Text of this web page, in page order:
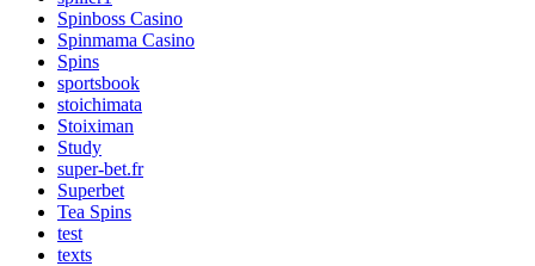
Spinboss Casino
Spinmama Casino
Spins
sportsbook
stoichimata
Stoiximan
Study
super-bet.fr
Superbet
Tea Spins
test
texts